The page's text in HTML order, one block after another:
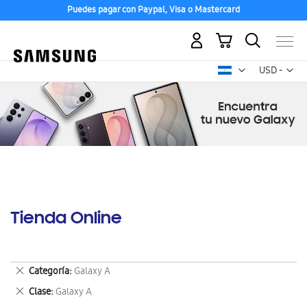
Puedes pagar con Paypal, Visa o Mastercard
USD -
dólar
Mi carrito
Tienda Online
Categoría Galaxy A
Eliminar
este
artículo
Clase Galaxy A
Eliminar